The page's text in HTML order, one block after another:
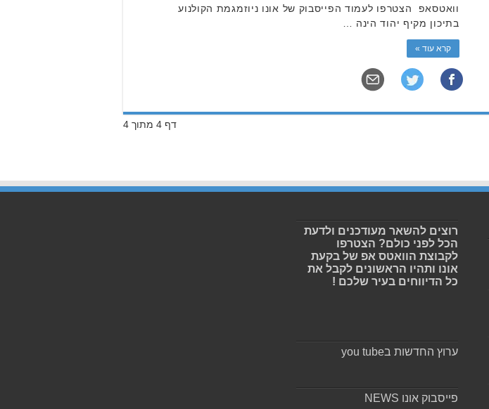
וואטסאפ הצטרפו לעמוד הפייסבוק של אונו ניוזמגמת הקולנוע
בתיכון מקיף יהוד הינה …
קרא עוד »
דף 4 מתוך 4
רוצים להשאר מעודכנים ולדעת
הכל לפני כולם? הצטרפו
לקבוצת הוואטס אפ של בקעת
אונו ותהיו הראשונים לקבל את
כל הדיווחים בעיר שלכם !
ערוץ החדשות בyou tube
פייסבוק אונו NEWS